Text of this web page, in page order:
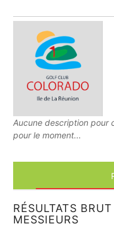
Aucune description pour
pour le moment...
RÉSULTATS
MESSIEURS